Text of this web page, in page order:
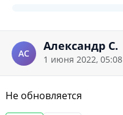
АС
Александр С.
1 июня 2022, 05:08
Не обновляется